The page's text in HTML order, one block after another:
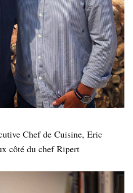
Chef de Cuisine, Eric
côté du chef Ripert